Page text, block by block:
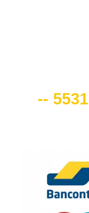
-- 5531